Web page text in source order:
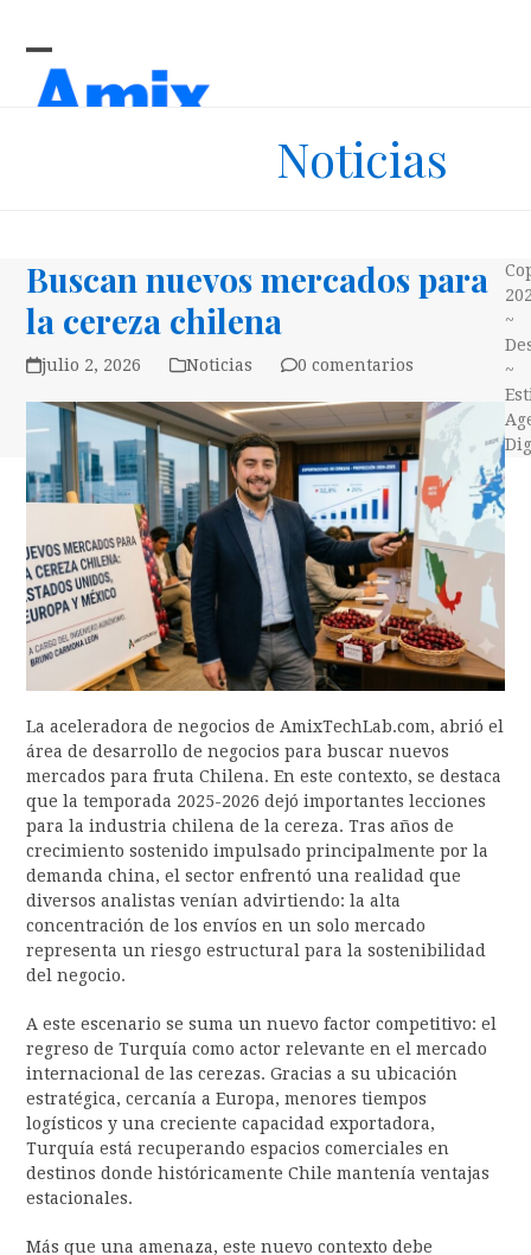
Open
mobile
Close
mobile
Noticias
Buscan nuevos mercados para
la cereza chilena
julio 2, 2026 Noticias 0 comentarios
La aceleradora de negocios de AmixTechLab.com, abrió el
área de desarrollo de negocios para buscar nuevos
mercados para fruta Chilena. En este contexto, se destaca
que la temporada 2025-2026 dejó importantes lecciones
para la industria chilena de la cereza. Tras años de
crecimiento sostenido impulsado principalmente por la
demanda china, el sector enfrentó una realidad que
diversos analistas venían advirtiendo: la alta
concentración de los envíos en un solo mercado
representa un riesgo estructural para la sostenibilidad
del negocio.
A este escenario se suma un nuevo factor competitivo: el
regreso de Turquía como actor relevante en el mercado
internacional de las cerezas. Gracias a su ubicación
estratégica, cercanía a Europa, menores tiempos
logísticos y una creciente capacidad exportadora,
Turquía está recuperando espacios comerciales en
destinos donde históricamente Chile mantenía ventajas
estacionales.
Más que una amenaza, este nuevo contexto debe
~
~